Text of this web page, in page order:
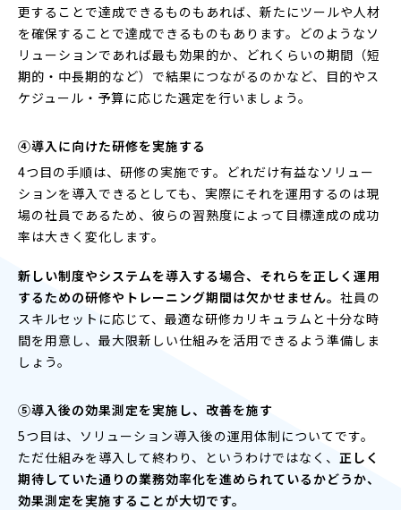
更することで達成できるものもあれば、新たにツールや人材
を確保することで達成できるものもあります。どのようなソ
リューションであれば最も効果的か、どれくらいの期間（短
期的・中長期的など）で結果につながるのかなど、目的やス
ケジュール・予算に応じた選定を行いましょう。
④導入に向けた研修を実施する
4つ目の手順は、研修の実施です。どれだけ有益なソリュー
ションを導入できるとしても、実際にそれを運用するのは現
場の社員であるため、彼らの習熟度によって目標達成の成功
率は大きく変化します。
新しい制度やシステムを導入する場合、それらを正しく運用
するための研修やトレーニング期間は欠かせません。 社員の
スキルセットに応じて、最適な研修カリキュラムと十分な時
間を用意し、最大限新しい仕組みを活用できるよう準備しま
しょう。
⑤導入後の効果測定を実施し、改善を施す
5つ目は、ソリューション導入後の運用体制についてです。
ただ仕組みを導入して終わり、というわけではなく、 正しく
期待していた通りの業務効率化を進められているかどうか、
効果測定を実施することが大切です。